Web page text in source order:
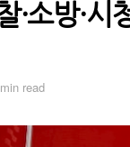
소방·시
read